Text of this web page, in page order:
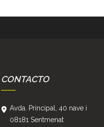
CONTACTO
Avda. Principal, 40 nave i
08181 Sentmenat